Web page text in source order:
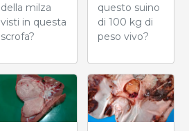
della milza
visti in questa
scrofa?
questo suino
di 100 kg di
peso vivo?